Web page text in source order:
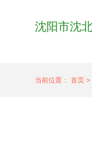
沈阳市沈
当前位置： 首页 >